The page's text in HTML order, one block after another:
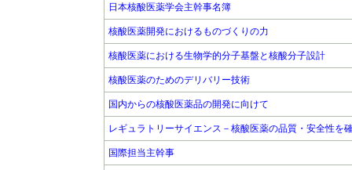
日本核酸医薬学会主幹事名簿
核酸医薬開発におけるものづくりの力
核酸医薬における生物学的分子基盤と核酸分子設計
核酸医薬のためのデリバリー技術
国内からの核酸医薬品の開発に向けて
レギュラトリーサイエンス－核酸医薬の品質・安全性を
国際担当主幹事